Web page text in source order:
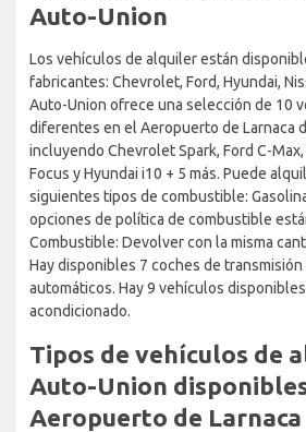
Auto-Union
Los vehículos de alquiler están
fabricantes: Chevrolet, Ford, Hyundai,
Auto-Union ofrece una selección de 10
diferentes en el Aeropuerto de Larnaca
incluyendo Chevrolet Spark, Ford C-Max,
Focus y Hyundai i10 + 5 más. Puede
siguientes tipos de combustible:
opciones de política de combustible
Combustible: Devolver con la misma
Hay disponibles 7 coches de transmisión
automáticos. Hay 9 vehículos
acondicionado.
Tipos de vehículos de
Auto-Union
Aeropuerto de Larnaca